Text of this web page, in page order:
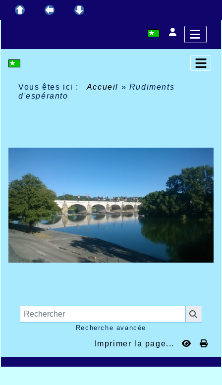
Vous êtes ici : Accueil » Rudiments
d'espéranto
Recherche avancée
Imprimer la page...